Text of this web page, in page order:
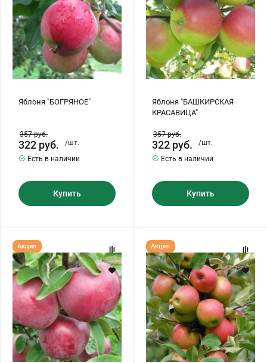
Яблоня "БОГРЯНОЕ"
357руб.
322 руб.
/шт.
Есть в наличии
Купить
Яблоня "БАШКИРСКАЯ
КРАСАВИЦА"
357руб.
322 руб.
/шт.
Есть в наличии
Купить
Яблоня
"БЕЛОРУССКОЕ
МАЛИНОВОЕ"
Акция
Яблоня
"БЕЛОРУССКОЕ
СЛАДКОЕ"
Акция